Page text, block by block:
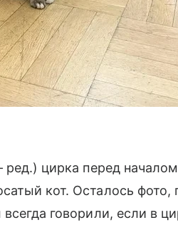
цирка перед
кот. Осталось фото,
говорили, если в